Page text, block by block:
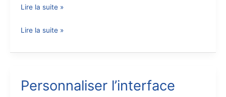
Les
de
Lire la suite »
Les
de
Lire la suite »
Personnaliser l’interface